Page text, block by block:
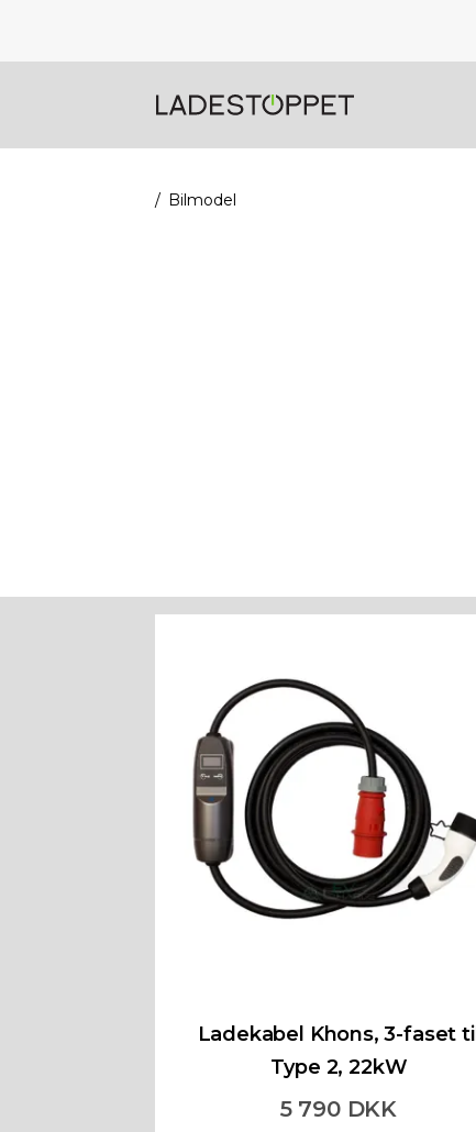
Bilmodel
Ladekabel Khons, 3-faset til
Type 2, 22kW
5 790 DKK